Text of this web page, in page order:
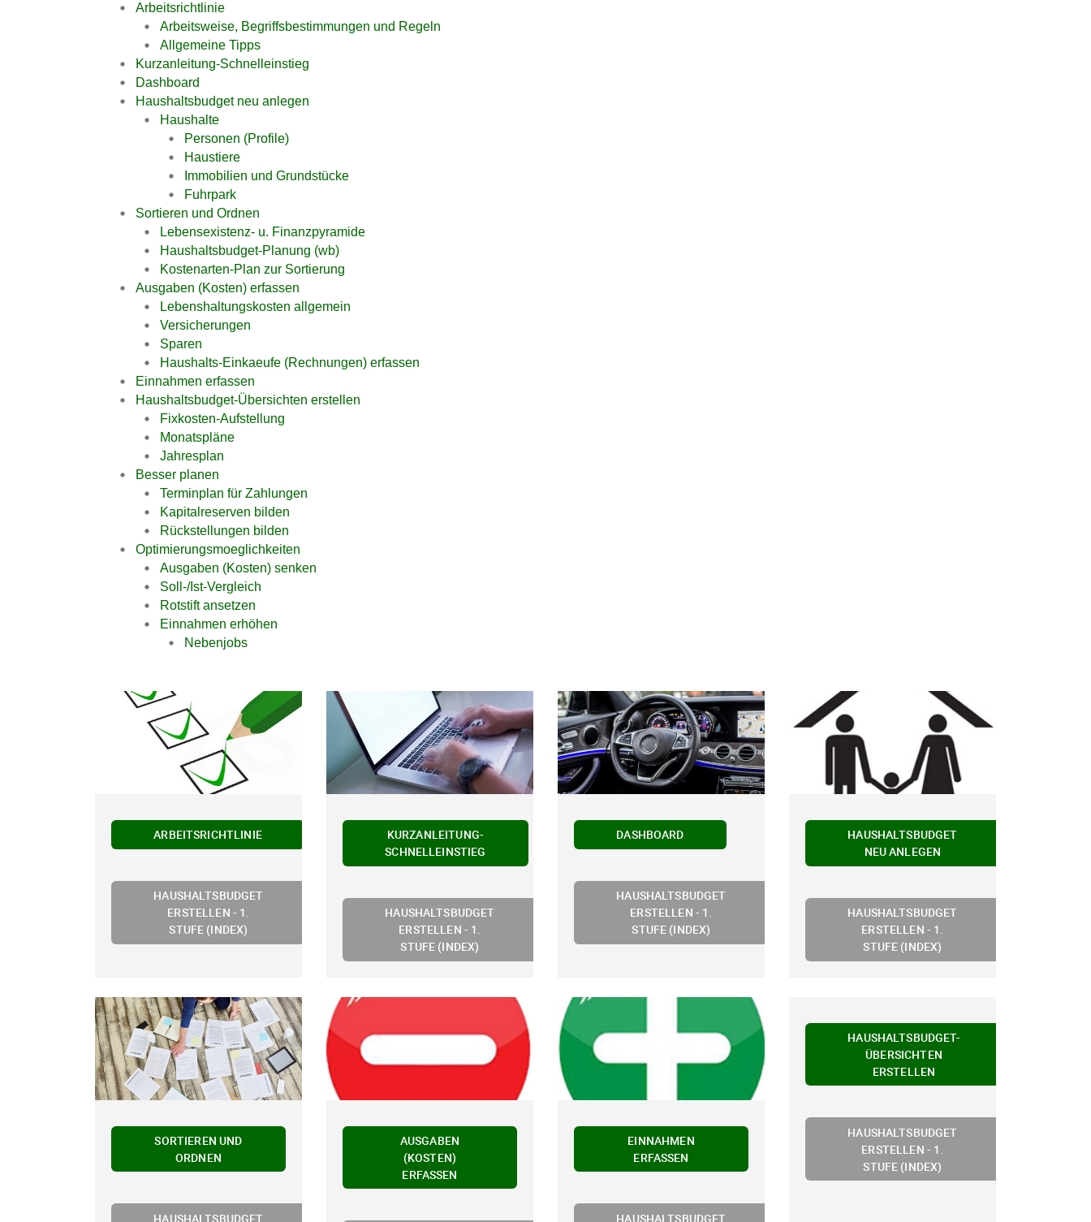
Arbeitsrichtlinie
Arbeitsweise, Begriffsbestimmungen und Regeln
Allgemeine Tipps
Kurzanleitung-Schnelleinstieg
Dashboard
Haushaltsbudget neu anlegen
Haushalte
Personen (Profile)
Haustiere
Immobilien und Grundstücke
Fuhrpark
Sortieren und Ordnen
Lebensexistenz- u. Finanzpyramide
Haushaltsbudget-Planung (wb)
Kostenarten-Plan zur Sortierung
Ausgaben (Kosten) erfassen
Lebenshaltungskosten allgemein
Versicherungen
Sparen
Haushalts-Einkaeufe (Rechnungen) erfassen
Einnahmen erfassen
Haushaltsbudget-Übersichten erstellen
Fixkosten-Aufstellung
Monatspläne
Jahresplan
Besser planen
Terminplan für Zahlungen
Kapitalreserven bilden
Rückstellungen bilden
Optimierungsmoeglichkeiten
Ausgaben (Kosten) senken
Soll-/Ist-Vergleich
Rotstift ansetzen
Einnahmen erhöhen
Nebenjobs
ARBEITSRICHTLINIE
HAUSHALTSBUDGET
ERSTELLEN - 1.
STUFE (INDEX)
KURZANLEITUNG-
SCHNELLEINSTIEG
HAUSHALTSBUDGET
ERSTELLEN - 1.
STUFE (INDEX)
DASHBOARD
HAUSHALTSBUDGET
ERSTELLEN - 1.
STUFE (INDEX)
HAUSHALTSBUDGET
NEU ANLEGEN
HAUSHALTSBUDGET
ERSTELLEN - 1.
STUFE (INDEX)
SORTIEREN UND
ORDNEN
HAUSHALTSBUDGET
AUSGABEN
(KOSTEN)
ERFASSEN
EINNAHMEN
ERFASSEN
HAUSHALTSBUDGET
HAUSHALTSBUDGET-
ÜBERSICHTEN
ERSTELLEN
HAUSHALTSBUDGET
ERSTELLEN - 1.
STUFE (INDEX)